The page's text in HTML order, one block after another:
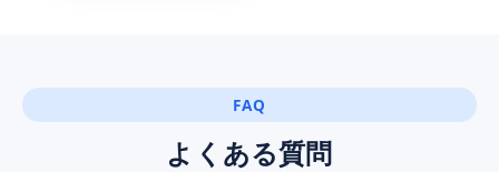
FAQ
よくある質問